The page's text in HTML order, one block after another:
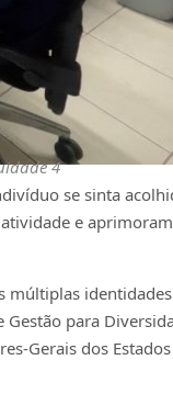
4
se sinta
e
múltiplas
Gestão para
Gerais dos